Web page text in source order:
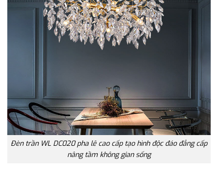
Đèn trần WL DC020 pha lê cao cấp tạo hình độc đáo đẳng cấp
nâng tầm không gian sống